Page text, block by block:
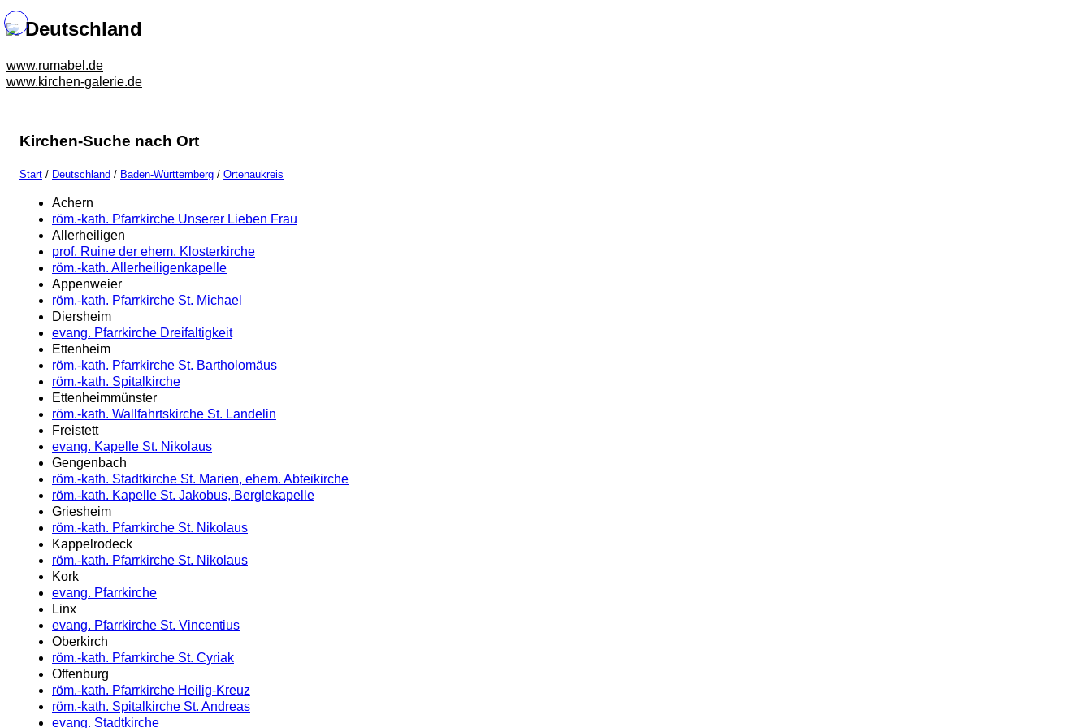
Deutschland
www.rumabel.de
www.kirchen-galerie.de
Kirchen-Suche nach Ort
Start / Deutschland / Baden-Württemberg / Ortenaukreis
Achern
röm.-kath. Pfarrkirche Unserer Lieben Frau
Allerheiligen
prof. Ruine der ehem. Klosterkirche
röm.-kath. Allerheiligenkapelle
Appenweier
röm.-kath. Pfarrkirche St. Michael
Diersheim
evang. Pfarrkirche Dreifaltigkeit
Ettenheim
röm.-kath. Pfarrkirche St. Bartholomäus
röm.-kath. Spitalkirche
Ettenheimmünster
röm.-kath. Wallfahrtskirche St. Landelin
Freistett
evang. Kapelle St. Nikolaus
Gengenbach
röm.-kath. Stadtkirche St. Marien, ehem. Abteikirche
röm.-kath. Kapelle St. Jakobus, Berglekapelle
Griesheim
röm.-kath. Pfarrkirche St. Nikolaus
Kappelrodeck
röm.-kath. Pfarrkirche St. Nikolaus
Kork
evang. Pfarrkirche
Linx
evang. Pfarrkirche St. Vincentius
Oberkirch
röm.-kath. Pfarrkirche St. Cyriak
Offenburg
röm.-kath. Pfarrkirche Heilig-Kreuz
röm.-kath. Spitalkirche St. Andreas
evang. Stadtkirche